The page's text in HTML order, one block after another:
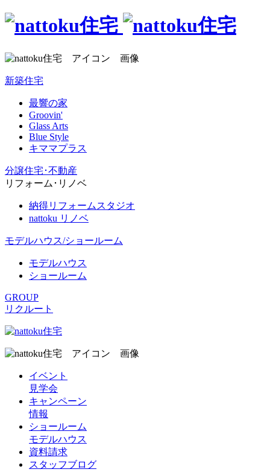
新築住宅
最響の家
Groovin'
Glass Arts
Blue Style
キママプラス
分譲住宅･不動産
リフォーム･リノベ
納得リフォームスタジオ
nattoku リノベ
モデルハウス/ショールーム
モデルハウス
ショールーム
GROUP
リクルート
イベント
見学会
キャンペーン
情報
ショールーム
モデルハウス
資料請求
スタッフブログ